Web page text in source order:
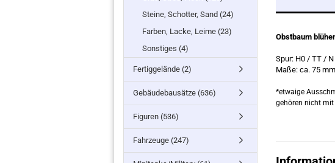
Obstbaum
Spur: H0 / TT / N
Maße: ca. 75
*etwaige
gehören nicht
Steine, Schotter, Sand (24)
Farben, Lacke, Leime (23)
Sonstiges (4)
Fertiggelände (2)
Gebäudebausätze (636)
Figuren (536)
Fahrzeuge (247)